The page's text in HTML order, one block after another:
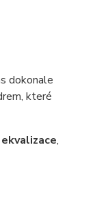
dokonale
které
,